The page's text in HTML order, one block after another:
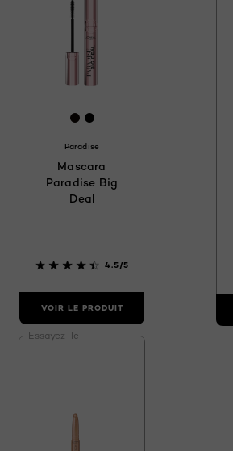
[Color]: #100704
[Color]: #000000
Paradise
Mascara
Paradise Big
Deal
4.5/5
VOIR LE PRODUIT
Essayez-le